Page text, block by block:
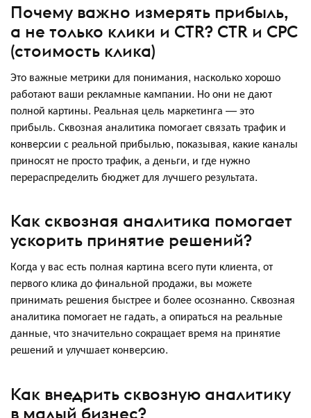
Почему важно измерять прибыль,
а не только клики и CTR? CTR и CPC
(стоимость клика)
Это важные метрики для понимания, насколько хорошо
работают ваши рекламные кампании. Но они не дают
полной картины. Реальная цель маркетинга — это
прибыль. Сквозная аналитика помогает связать трафик и
конверсии с реальной прибылью, показывая, какие каналы
приносят не просто трафик, а деньги, и где нужно
перераспределить бюджет для лучшего результата.
Как сквозная аналитика помогает
ускорить принятие решений?
Когда у вас есть полная картина всего пути клиента, от
первого клика до финальной продажи, вы можете
принимать решения быстрее и более осознанно. Сквозная
аналитика помогает не гадать, а опираться на реальные
данные, что значительно сокращает время на принятие
решений и улучшает конверсию.
Как внедрить сквозную аналитику
в малый бизнес?